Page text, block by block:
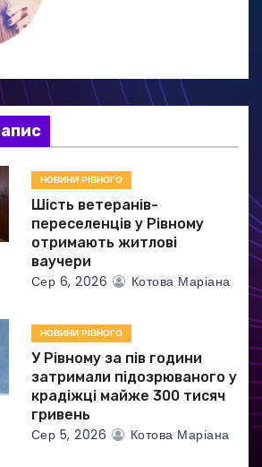
НОВИНИ РІВНОГО
Шість ветеранів-
переселенців у Рівному
отримають житлові
ваучери
Сер 6, 2026 Котова Маріана
НОВИНИ РІВНОГО
У Рівному за пів години
затримали підозрюваного у
крадіжці майже 300 тисяч
гривень
Сер 5, 2026 Котова Маріана